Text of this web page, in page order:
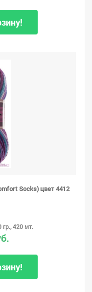
Socks) цвет 4412
гр., 420 мт.